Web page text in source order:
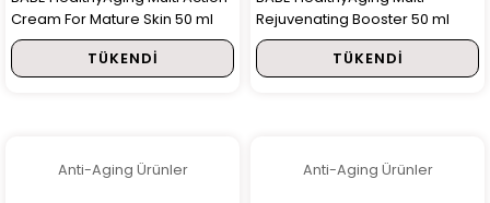
Cream For Mature Skin 50 ml
TÜKENDI
Rejuvenating Booster 50 ml
TÜKENDI
Anti-Aging Ürünler Anti-Aging Ürünler